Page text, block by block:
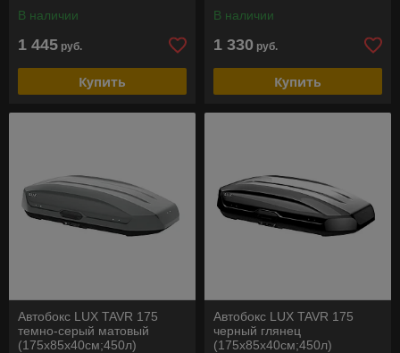
В наличии
1 445 руб.
Купить
В наличии
1 330 руб.
Купить
Автобокс LUX TAVR 175
темно-серый матовый
(175х85х40см;450л)
Автобокс LUX TAVR 175
черный глянец
(175х85х40см;450л)